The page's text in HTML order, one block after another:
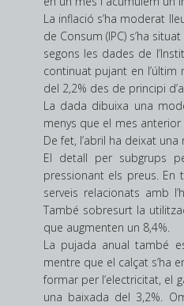
La inflació s’ha moderat
de Consum (IPC) s’ha
segons les dades de
continuat pujant en l’últim
del 2,2% des de principi
La dada dibuixa una
menys que el mes
De fet, l’abril ha deixat
El detall per subgrups
pressionant els preus. En
serveis relacionats amb
També sobresurt la
que augmenten un 8,4%.
La pujada anual també
mentre que el calçat s’ha
formar per l’electricitat, el
una baixada del 3,2%.
El mercat laboral gironí
continua creant feina
cada cop hi ha més
Posted in Novetats ,Principalby
Federació d'Hostaleria